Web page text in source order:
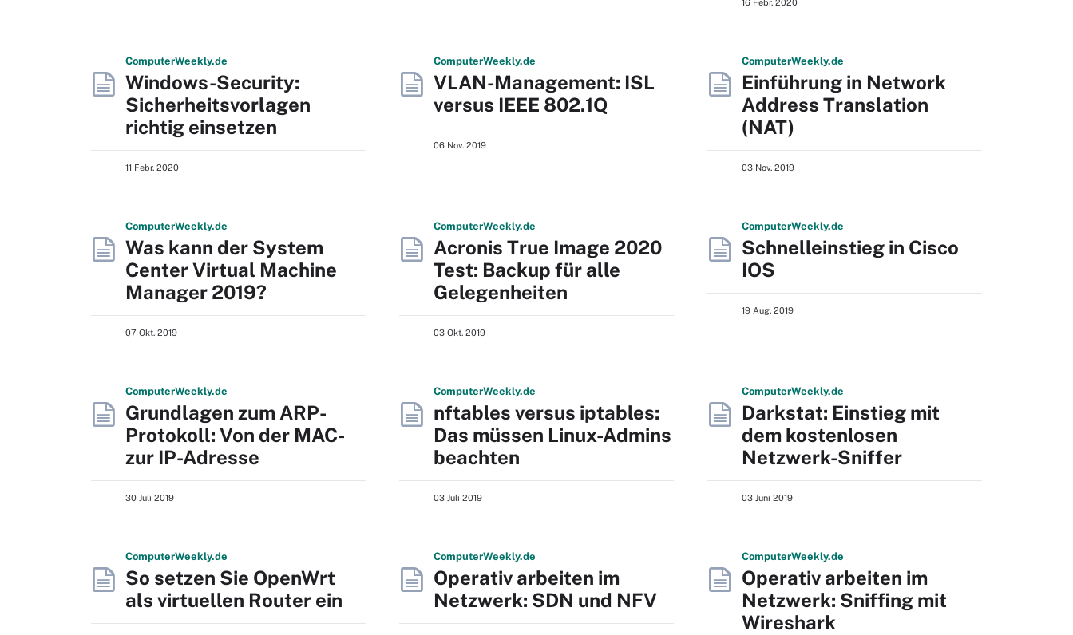
16 Febr. 2020
ComputerWeekly.de
Windows-Security:
Sicherheitsvorlagen
richtig einsetzen
11 Febr. 2020
ComputerWeekly.de
VLAN-Management: ISL
versus IEEE 802.1Q
06 Nov. 2019
ComputerWeekly.de
Einführung in Network
Address Translation
(NAT)
03 Nov. 2019
ComputerWeekly.de
Was kann der System
Center Virtual Machine
Manager 2019?
07 Okt. 2019
ComputerWeekly.de
Acronis True Image 2020
Test: Backup für alle
Gelegenheiten
03 Okt. 2019
ComputerWeekly.de
Schnelleinstieg in Cisco
IOS
19 Aug. 2019
ComputerWeekly.de
Grundlagen zum ARP-
Protokoll: Von der MAC-
zur IP-Adresse
30 Juli 2019
ComputerWeekly.de
nftables versus iptables:
Das müssen Linux-Admins
beachten
03 Juli 2019
ComputerWeekly.de
Darkstat: Einstieg mit
dem kostenlosen
Netzwerk-Sniffer
03 Juni 2019
ComputerWeekly.de
So setzen Sie OpenWrt
als virtuellen Router ein
ComputerWeekly.de
Operativ arbeiten im
Netzwerk: SDN und NFV
ComputerWeekly.de
Operativ arbeiten im
Netzwerk: Sniffing mit
Wireshark